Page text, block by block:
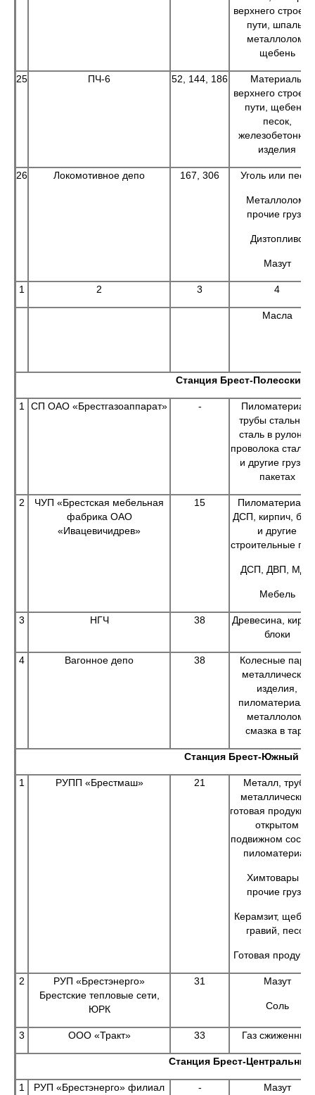
верхнего
пути, шпалы,
металлолом,
щебень
25 ПЧ-6 52, 144, 186
Материалы
верхнего
пути, щебень,
песок,
изделия
26 Локомотивное депо 167, 306 Уголь или песок
Металлолом,
прочие грузы
Дизтопливо
Мазут
1 2 3 4
Масла
Станция Брест-Полесский
1 СП ОАО «Брестгазоаппарат» -
Пиломатериал,
трубы стальные,
сталь в рулонах,
проволока
и другие грузы в
пакетах
2
ЧУП «Брестская мебельная
фабрика ОАО
«Ивацевичидрев»
15
ДСП, кирпич,
и другие
строительные
ДСП, ДВП, МДФ
Мебель
3 НГЧ 38
Древесина,
блоки
4 Вагонное депо 38
Колесные пары,
металлические
изделия,
пиломатериалы,
металлолом,
смазка в таре
Станция Брест-Южный
1 РУПП «Брестмаш» 21
Металл, трубы
металлические,
готовая
открытом
подвижном
пиломатериал
Химтовары и
прочие грузы
Керамзит,
гравий, песок
Готовая
2
РУП «Брестэнерго»
Брестские тепловые сети,
ЮРК
31 Мазут
Соль
3 ООО «Тракт» 33 Газ сжиженный
Станция Брест-Центральный
1
РУП «Брестэнерго» филиал
- Мазут